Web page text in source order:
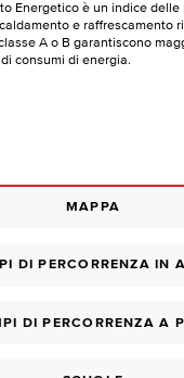
Energetico è un indice
e raffrescamento
A o B garantiscono
consumi di energia.
MAPPA
DI PERCORRENZA IN
DI PERCORRENZA A